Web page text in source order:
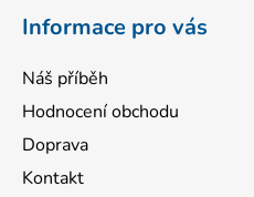
Informace pro vás
Náš příběh
Hodnocení obchodu
Doprava
Kontakt